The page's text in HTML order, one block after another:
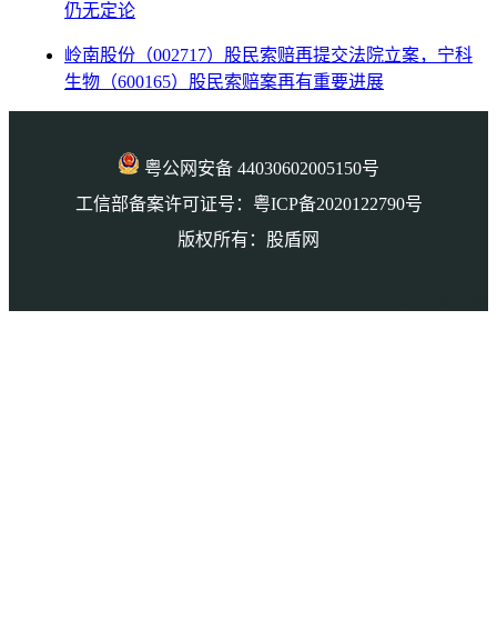
仍无定论
岭南股份（002717）股民索赔再提交法院立案，宁科
生物（600165）股民索赔案再有重要进展
粤公网安备 44030602005150号
工信部备案许可证号：粤ICP备2020122790号
版权所有：股盾网